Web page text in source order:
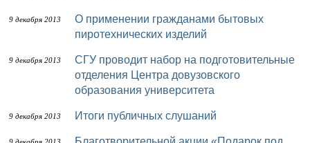
9 декабря 2013
О применении гражданами бытовых
пиротехнических изделий
9 декабря 2013
СГУ проводит набор на подготовительные
отделения Центра довузовского
образования университета
9 декабря 2013 Итоги публичных слушаний